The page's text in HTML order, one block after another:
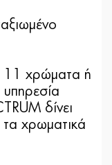
11 χρώματα ή
υπηρεσία
δίνει
χρωματικά